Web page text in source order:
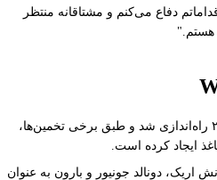
دفاع می‌کنم و مشتاقانه منتظر
هستم."
ورلد لیبرتی فایننشال در اکتبر ۲۰۲۴ راه‌اندازی شد و طبق برخی تخمین‌ها،
اریک، دونالد جونیور و بارون به عنوان